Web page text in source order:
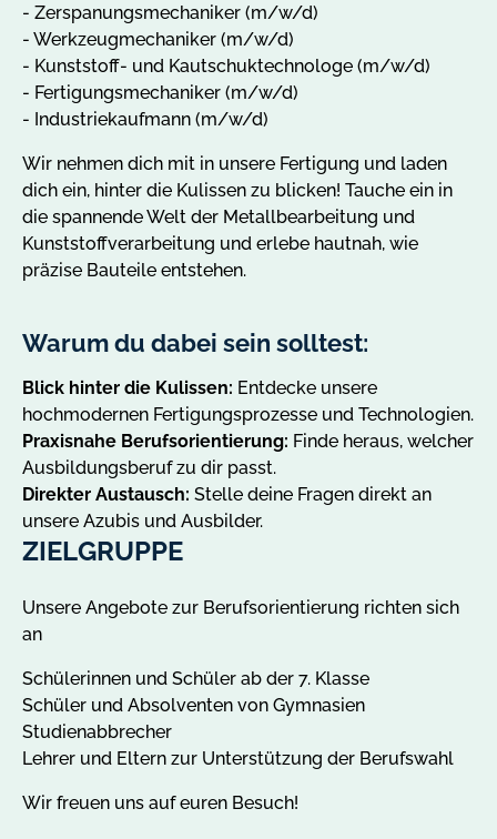
- Zerspanungsmechaniker (m/w/d)
- Werkzeugmechaniker (m/w/d)
- Kunststoff- und Kautschuktechnologe (m/w/d)
- Fertigungsmechaniker (m/w/d)
- Industriekaufmann (m/w/d)
Wir nehmen dich mit in unsere Fertigung und laden
dich ein, hinter die Kulissen zu blicken! Tauche ein in
die spannende Welt der Metallbearbeitung und
Kunststoffverarbeitung und erlebe hautnah, wie
präzise Bauteile entstehen.
Warum du dabei sein solltest:
Blick hinter die Kulissen: Entdecke unsere
hochmodernen Fertigungsprozesse und Technologien.
Praxisnahe Berufsorientierung: Finde heraus, welcher
Ausbildungsberuf zu dir passt.
Direkter Austausch: Stelle deine Fragen direkt an
unsere Azubis und Ausbilder.
ZIELGRUPPE
Unsere Angebote zur Berufsorientierung richten sich
an
Schülerinnen und Schüler ab der 7. Klasse
Schüler und Absolventen von Gymnasien
Studienabbrecher
Lehrer und Eltern zur Unterstützung der Berufswahl
Wir freuen uns auf euren Besuch!